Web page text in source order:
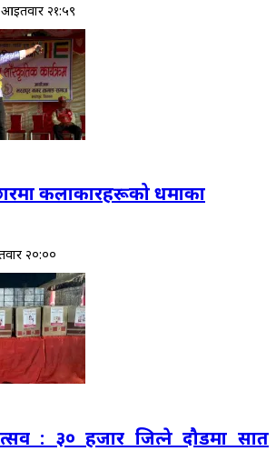
२१:५९
कलाकारहरूको धमाका
२०:००
: ३० हजार जित्ने दौडमा सात